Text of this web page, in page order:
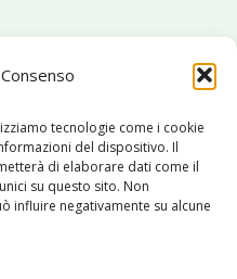
tecnologie come i cookie
del dispositivo. Il
di elaborare dati come il
su questo sito. Non
influire negativamente su alcune